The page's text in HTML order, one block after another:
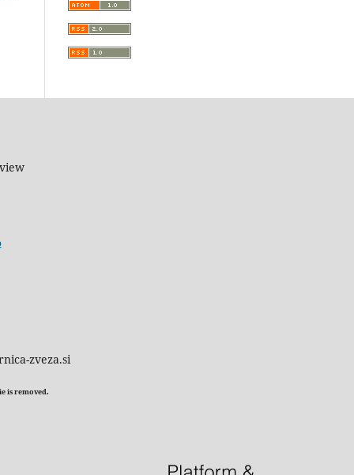
zveza.si
is removed.